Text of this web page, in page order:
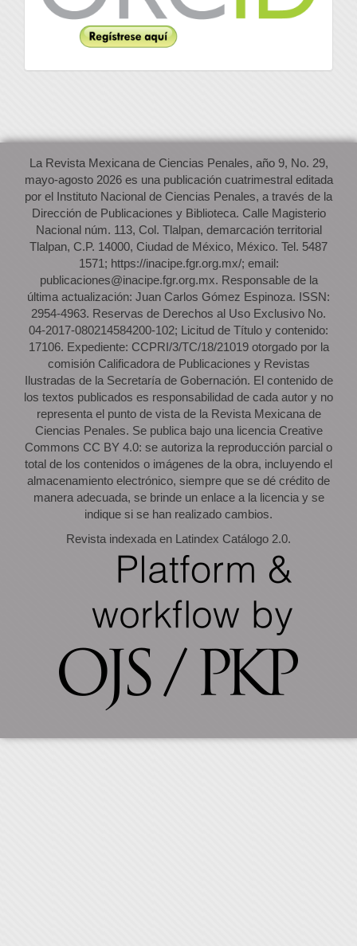
La Revista Mexicana de Ciencias Penales, año 9, No. 29,
mayo-agosto 2026 es una publicación cuatrimestral editada
por el Instituto Nacional de Ciencias Penales, a través de la
Dirección de Publicaciones y Biblioteca. Calle Magisterio
Nacional núm. 113, Col. Tlalpan, demarcación territorial
Tlalpan, C.P. 14000, Ciudad de México, México. Tel. 5487
1571; https://inacipe.fgr.org.mx/; email:
publicaciones@inacipe.fgr.org.mx. Responsable de la
última actualización: Juan Carlos Gómez Espinoza. ISSN:
2954-4963. Reservas de Derechos al Uso Exclusivo No.
04-2017-080214584200-102; Licitud de Título y contenido:
17106. Expediente: CCPRI/3/TC/18/21019 otorgado por la
comisión Calificadora de Publicaciones y Revistas
Ilustradas de la Secretaría de Gobernación. El contenido de
los textos publicados es responsabilidad de cada autor y no
representa el punto de vista de la Revista Mexicana de
Ciencias Penales. Se publica bajo una licencia Creative
Commons CC BY 4.0: se autoriza la reproducción parcial o
total de los contenidos o imágenes de la obra, incluyendo el
almacenamiento electrónico, siempre que se dé crédito de
manera adecuada, se brinde un enlace a la licencia y se
indique si se han realizado cambios.
Revista indexada en Latindex Catálogo 2.0.